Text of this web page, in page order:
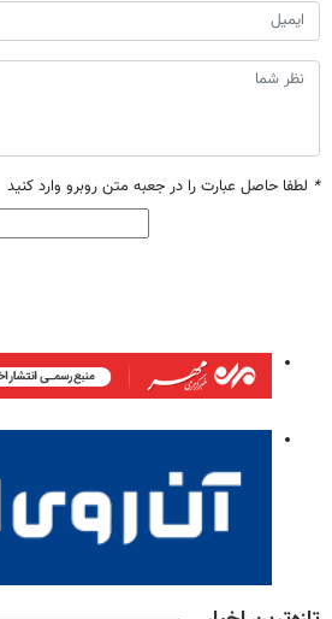
* لطفا حاصل عبارت را در جعبه متن روبرو وارد کنید